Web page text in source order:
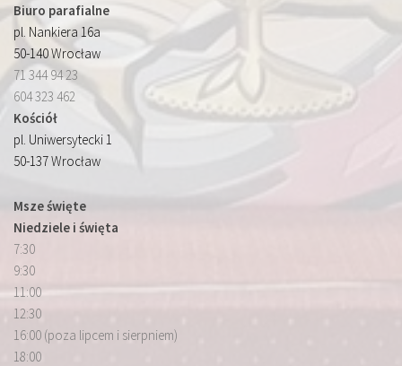
Biuro parafialne
pl. Nankiera 16a
50-140 Wrocław
71 344 94 23
604 323 462
Kościół
pl. Uniwersytecki 1
50-137 Wrocław
Msze święte
Niedziele i święta
7:30
9:30
11:00
12:30
16:00 (poza lipcem i sierpniem)
18:00